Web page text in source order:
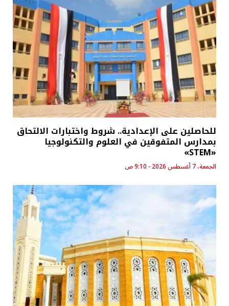
للحاصلين على الإعدادية.. شروط واختبارات الالتحاق
بمدارس المتفوقين في العلوم والتكنولوجيا
«STEM»
الجمعة، 7 أغسطس 2026 - 9:10 ص